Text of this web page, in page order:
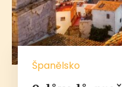
Španělsko